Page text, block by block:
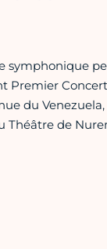
symphonique
Premier
du Venezuela,
Théâtre de